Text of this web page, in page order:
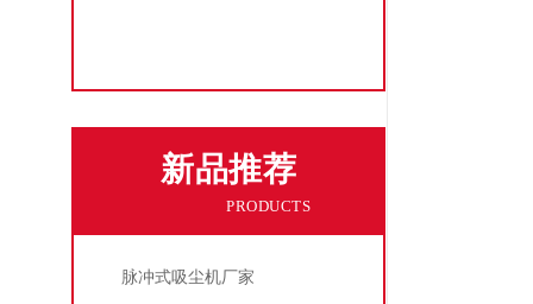
新品推荐
PRODUCTS
脉冲式吸尘机厂家